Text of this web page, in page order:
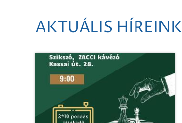
AKTUÁLIS HÍREINK